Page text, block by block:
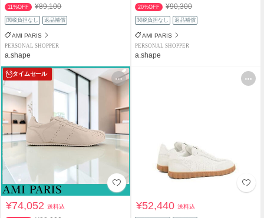
11%OFF ¥89,100
関税負担なし 返品補償
AMI PARIS
PERSONAL SHOPPER
a.shape
20%OFF ¥90,300
関税負担なし 返品補償
AMI PARIS
PERSONAL SHOPPER
a.shape
タイムセール
¥74,052送料込 ¥52,440送料込